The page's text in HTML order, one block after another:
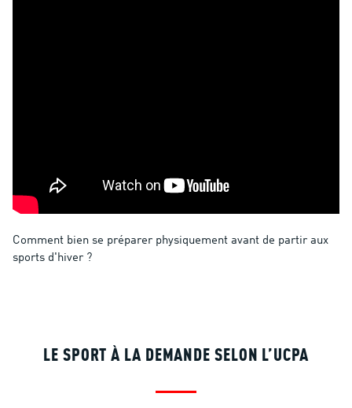
Comment bien se préparer physiquement avant de partir aux
sports d'hiver ?
LE SPORT À LA DEMANDE SELON L’UCPA